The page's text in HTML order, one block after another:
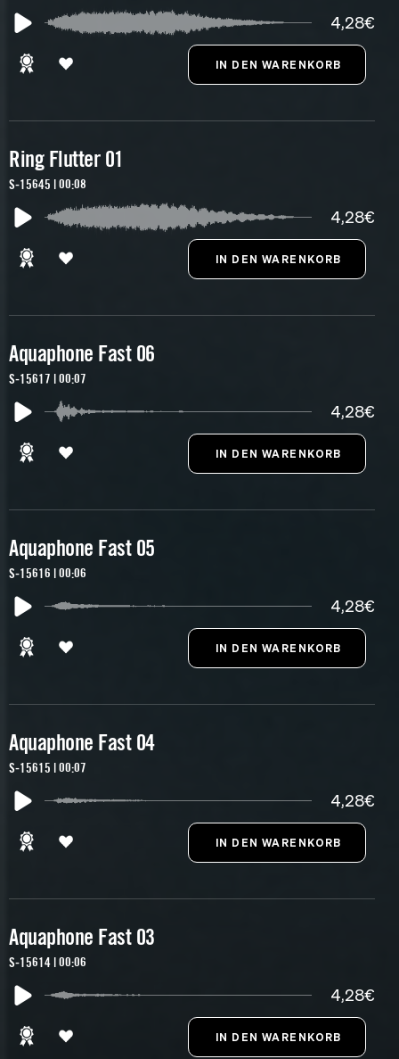
4,28€
Ring Flutter 01
S-15645 | 00:08
4,28€
Aquaphone Fast 06
S-15617 | 00:07
4,28€
Aquaphone Fast 05
S-15616 | 00:06
4,28€
Aquaphone Fast 04
S-15615 | 00:07
4,28€
Aquaphone Fast 03
S-15614 | 00:06
4,28€